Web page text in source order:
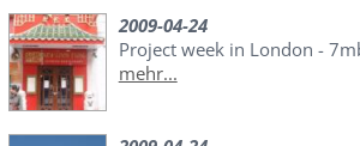
2009-04-24
Project week in London -
mehr...